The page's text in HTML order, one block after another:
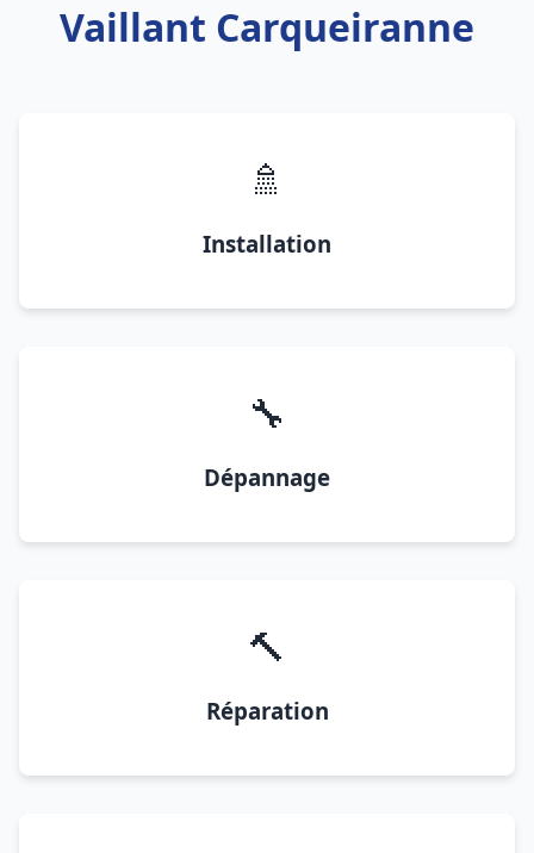
Vaillant Carqueiranne
🚿
Installation
🔧
Dépannage
🔨
Réparation